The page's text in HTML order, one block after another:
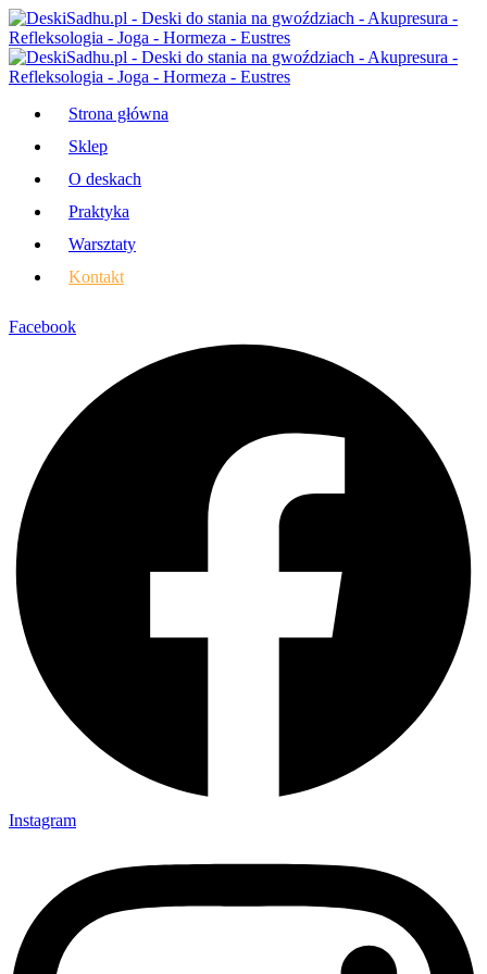
Strona główna
Sklep
O deskach
Praktyka
Warsztaty
Kontakt
Facebook
Instagram